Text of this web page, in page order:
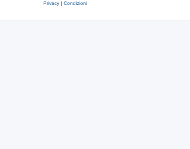
Privacy | Condizioni